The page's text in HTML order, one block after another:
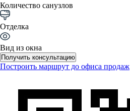
Количество санузлов
Отделка
Вид из окна
Получить консультацию
Построить маршрут до офиса продаж